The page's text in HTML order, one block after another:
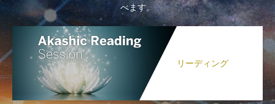
べます。
リーディング